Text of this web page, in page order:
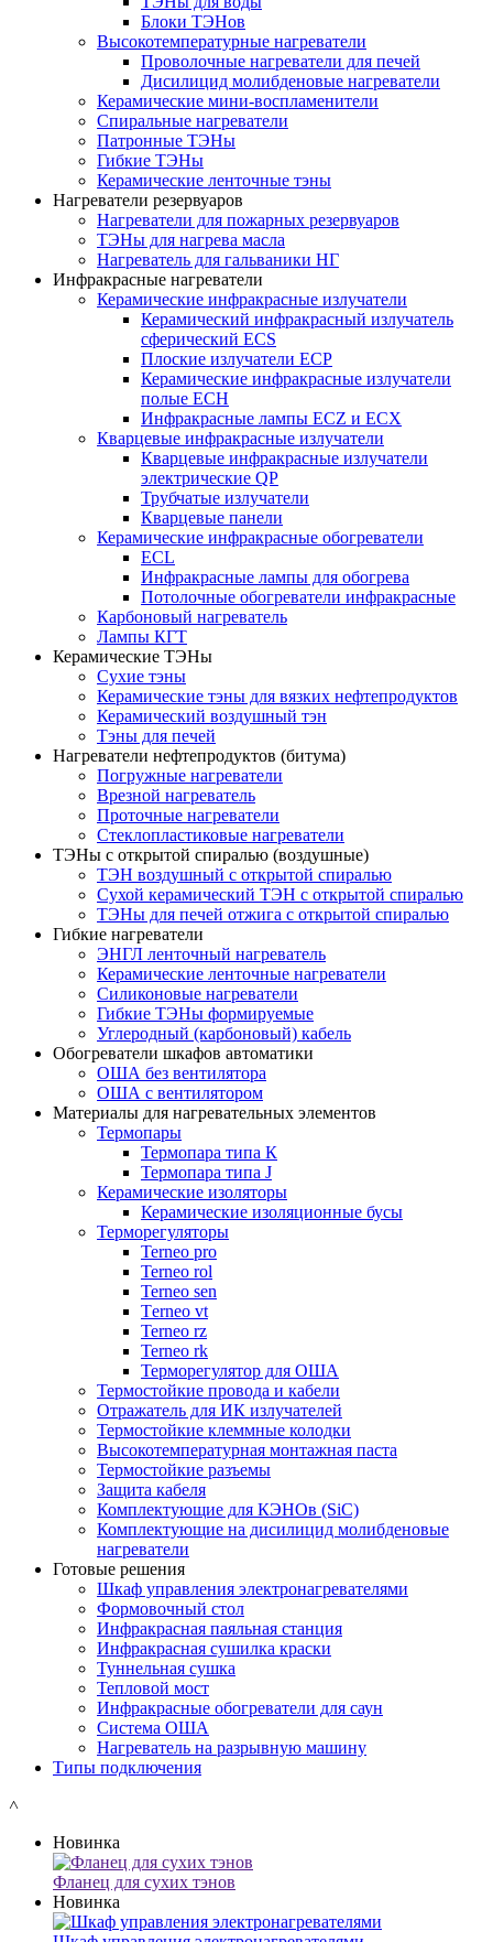
Блоки ТЭНов
Высокотемпературные нагреватели
Проволочные нагреватели для печей
Дисилицид молибденовые нагреватели
Керамические мини-воспламенители
Спиральные нагреватели
Патронные ТЭНы
Гибкие ТЭНы
Керамические ленточные тэны
Нагреватели резервуаров
Нагреватели для пожарных резервуаров
ТЭНы для нагрева масла
Нагреватель для гальваники НГ
Инфракрасные нагреватели
Керамические инфракрасные излучатели
Керамический инфракрасный излучатель
сферический ECS
Плоские излучатели ECP
Керамические инфракрасные излучатели
полые ECH
Инфракрасные лампы ECZ и ECX
Кварцевые инфракрасные излучатели
Кварцевые инфракрасные излучатели
электрические QP
Трубчатые излучатели
Кварцевые панели
Керамические инфракрасные обогреватели
ECL
Инфракрасные лампы для обогрева
Потолочные обогреватели инфракрасные
Карбоновый нагреватель
Лампы КГТ
Керамические ТЭНы
Сухие тэны
Керамические тэны для вязких нефтепродуктов
Керамический воздушный тэн
Тэны для печей
Нагреватели нефтепродуктов (битума)
Погружные нагреватели
Врезной нагреватель
Проточные нагреватели
Стеклопластиковые нагреватели
ТЭНы с открытой спиралью (воздушные)
ТЭН воздушный с открытой спиралью
Сухой керамический ТЭН с открытой спиралью
ТЭНы для печей отжига с открытой спиралью
Гибкие нагреватели
ЭНГЛ ленточный нагреватель
Керамические ленточные нагреватели
Силиконовые нагреватели
Гибкие ТЭНы формируемые
Углеродный (карбоновый) кабель
Обогреватели шкафов автоматики
ОША без вентилятора
ОША с вентилятором
Материалы для нагревательных элементов
Термопары
Термопара типа К
Термопара типа J
Керамические изоляторы
Керамические изоляционные бусы
Терморегуляторы
Terneo pro
Terneo rol
Terneo sen
Тerneo vt
Terneo rz
Terneo rk
Терморегулятор для ОША
Термостойкие провода и кабели
Отражатель для ИК излучателей
Термостойкие клеммные колодки
Высокотемпературная монтажная паста
Термостойкие разъемы
Защита кабеля
Комплектующие для КЭНОв (SiC)
Комплектующие на дисилицид молибденовые
нагреватели
Готовые решения
Шкаф управления электронагревателями
Формовочный стол
Инфракрасная паяльная станция
Инфракрасная сушилка краски
Туннельная сушка
Тепловой мост
Инфракрасные обогреватели для саун
Система ОША
Нагреватель на разрывную машину
Типы подключения
˄
Новинка
Фланец для сухих тэнов
Новинка